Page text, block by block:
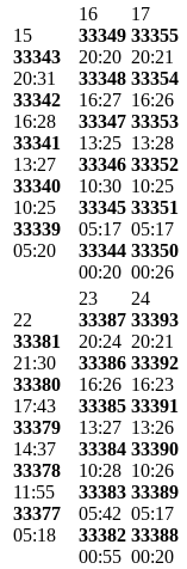
15
33343
20:31
33342
16:28
33341
13:27
33340
10:25
33339
05:20
16
33349
20:20
33348
16:27
33347
13:25
33346
10:30
33345
05:17
33344
00:20
17
33355
20:21
33354
16:26
33353
13:28
33352
10:25
33351
05:17
33350
00:26
22
33381
21:30
33380
17:43
33379
14:37
33378
11:55
33377
05:18
23
33387
20:24
33386
16:26
33385
13:27
33384
10:28
33383
05:42
33382
00:55
24
33393
20:21
33392
16:23
33391
13:26
33390
10:26
33389
05:17
33388
00:20